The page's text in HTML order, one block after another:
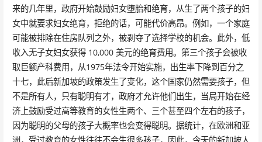
来的几年里，政府开始鼓励妇女堕胎和绝育，从生了两个孩子的妇
女中就要求妇女绝育，拒绝的话，可能代价高昂。例如，一个家庭
可能被排除在住房队列之外，被剥夺了选择学校的机会。此外，低
收入无子女妇女获得 10,000 美元的绝育费用。第三个孩子会被收
取巨额产科费用，从1975年法令开始实施，出生率下降到百分之
十七，此后新加坡的政策发生了变化，这个国家仍然需要孩子，但
不是所有人，只有聪明有才，政府才允许他们出生，当局开始在经
济上鼓励受过高等教育的女性生两个、三个甚至四个左右的孩子，
因为聪明的父母的孩子大概率也会变得聪明。据统计，在欧洲和亚